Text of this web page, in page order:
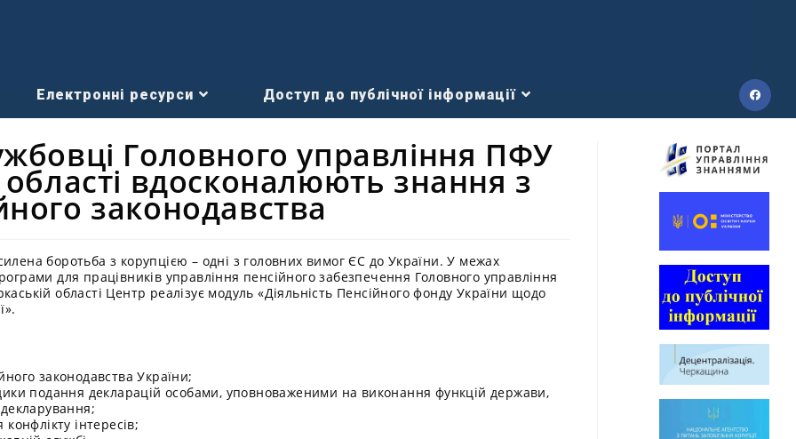
Електронні ресурси Доступ до публічної інформації
Головного управління ПФУ
вдосконалюють знання з
законодавства
боротьба з корупцією – одні з головних вимог ЄС до України. У межах
для працівників управління пенсійного забезпечення Головного управління
області Центр реалізує модуль «Діяльність Пенсійного фонду України щодо
законодавства України;
подання декларацій особами, уповноваженими на виконання функцій держави,
інтересів;